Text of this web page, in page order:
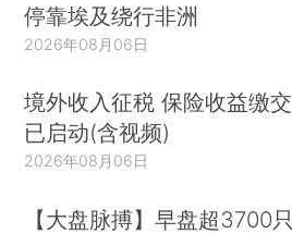
停靠埃及绕行非洲
2026年08月06日
境外收入征税 保险收益缴交
已启动(含视频)
2026年08月06日
【大盘脉搏】早盘超3700只